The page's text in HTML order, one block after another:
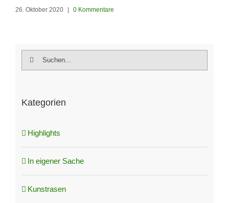
26. Oktober 2020 0 Kommentare
Suche
Kategorien
Highlights
In eigener Sache
Kunstrasen